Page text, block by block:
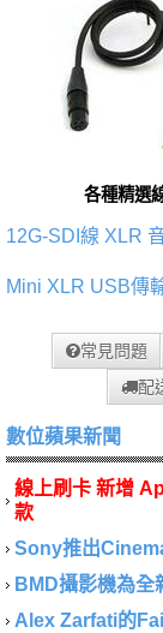
各種精選
12G-SDI線 XLR
Mini XLR USB傳
常見問題
配
數位蘋果新聞
線上刷卡 新增
款
Sony推出
BMD攝影機為全
Alex Zarfati的